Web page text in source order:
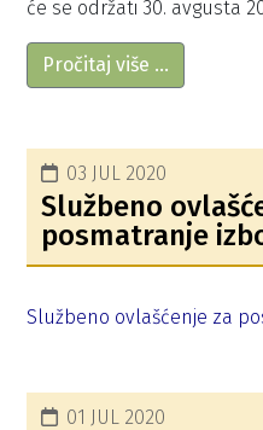
će se održati 30. avgusta
Pročitaj više …
03 JUL 2020
Službeno
posmatranje
Službeno ovlašćenje za
01 JUL 2020